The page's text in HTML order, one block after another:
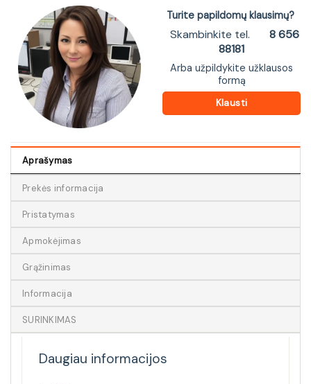
Turite papildomų klausimų?
Skambinkite tel.
8 656
88181
Arba užpildykite užklausos
formą
Klausti
Aprašymas
Prekės informacija
Pristatymas
Apmokėjimas
Grąžinimas
Informacija
SURINKIMAS
Daugiau informacijos